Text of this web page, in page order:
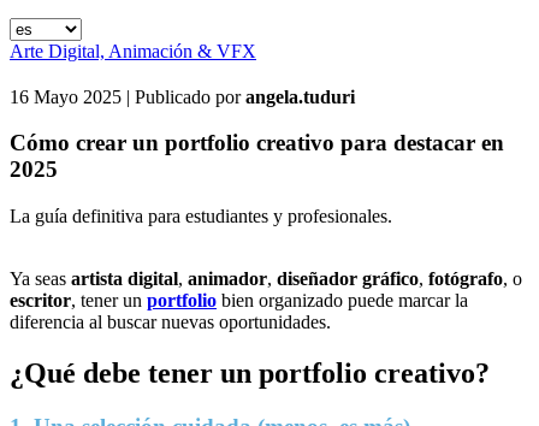
Arte Digital, Animación & VFX
16 Mayo 2025 | Publicado porangela.tuduri
Cómo crear un portfolio creativo para destacar en
2025
La guía definitiva para estudiantes y profesionales.
Ya seas artista digital, animador, diseñador gráfico, fotógrafo, o
escritor, tener un portfolio bien organizado puede marcar la
diferencia al buscar nuevas oportunidades.
¿Qué debe tener un portfolio creativo?